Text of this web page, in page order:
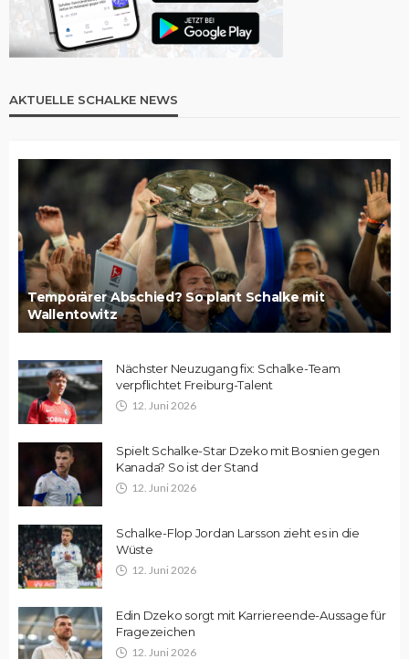
AKTUELLE SCHALKE NEWS
Temporärer Abschied? So plant Schalke mit
Wallentowitz
Nächster Neuzugang fix: Schalke-Team
verpflichtet Freiburg-Talent
12. Juni 2026
Spielt Schalke-Star Dzeko mit Bosnien gegen
Kanada? So ist der Stand
12. Juni 2026
Schalke-Flop Jordan Larsson zieht es in die
Wüste
12. Juni 2026
Edin Dzeko sorgt mit Karriereende-Aussage für
Fragezeichen
12. Juni 2026